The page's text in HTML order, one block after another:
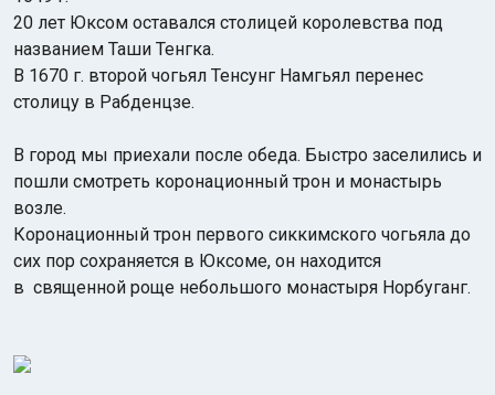
20 лет Юксом оставался столицей королевства под
названием Таши Тенгка.
В 1670 г. второй чогьял Тенсунг Намгьял перенес
столицу в Рабденцзе.
В город мы приехали после обеда. Быстро заселились и
пошли смотреть коронационный трон и монастырь
возле.
Коронационный трон первого сиккимского чогьяла до
сих пор сохраняется в Юксоме, он находится
в священной роще небольшого монастыря Норбуганг.